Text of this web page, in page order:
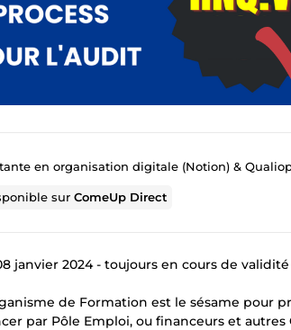
en organisation digitale (Notion) &
surComeUp Direct
janvier 2024 - toujours en cours de validité
de Formation est le sésame pour
par Pôle Emploi, ou financeurs et